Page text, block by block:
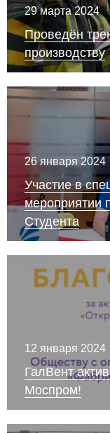
29 марта 2024
Проведён
производству
26 января 2024
Участие в
мероприятии
Студента
12 января 2024
ГалВент
Моспром!